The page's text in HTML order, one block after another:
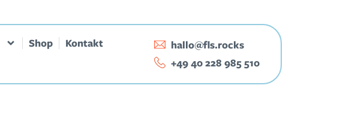
Shop Kontakt
hallo@fls.rocks
‭+49 40 228 985 510‬